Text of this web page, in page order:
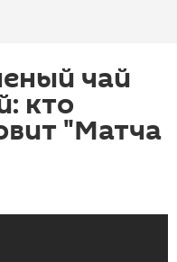
чай
кто
"Матча